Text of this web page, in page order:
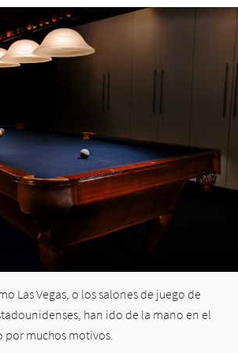
Las Vegas, o los salones de juego de
han ido de la mano en el
muchos motivos.